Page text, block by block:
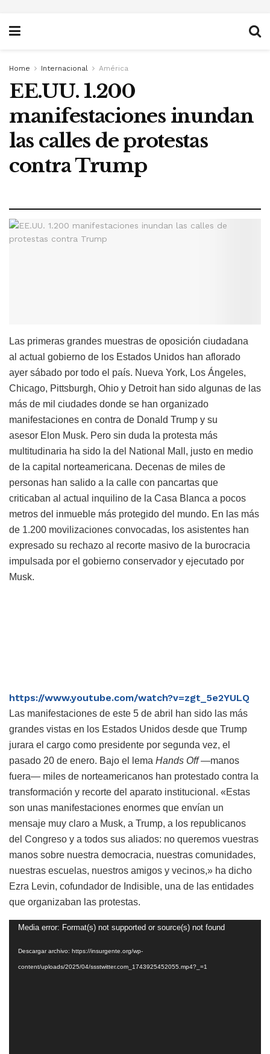
Home Internacional América
EE.UU. 1.200
manifestaciones inundan
las calles de protestas
contra Trump
Las primeras grandes muestras de oposición ciudadana
al actual gobierno de los Estados Unidos han aflorado
ayer sábado por todo el país. Nueva York, Los Ángeles,
Chicago, Pittsburgh, Ohio y Detroit han sido algunas de las
más de mil ciudades donde se han organizado
manifestaciones en contra de Donald Trump y su
asesor Elon Musk. Pero sin duda la protesta más
multitudinaria ha sido la del National Mall, justo en medio
de la capital norteamericana. Decenas de miles de
personas han salido a la calle con pancartas que
criticaban al actual inquilino de la Casa Blanca a pocos
metros del inmueble más protegido del mundo. En las más
de 1.200 movilizaciones convocadas, los asistentes han
expresado su rechazo al recorte masivo de la burocracia
impulsada por el gobierno conservador y ejecutado por
Musk.
https://www.youtube.com/watch?v=zgt_5e2YULQ
Las manifestaciones de este 5 de abril han sido las más
grandes vistas en los Estados Unidos desde que Trump
jurara el cargo como presidente por segunda vez, el
pasado 20 de enero. Bajo el lema Hands Off—manos
fuera— miles de norteamericanos han protestado contra la
transformación y recorte del aparato institucional. «Estas
son unas manifestaciones enormes que envían un
mensaje muy claro a Musk, a Trump, a los republicanos
del Congreso y a todos sus aliados: no queremos vuestras
manos sobre nuestra democracia, nuestras comunidades,
nuestras escuelas, nuestros amigos y vecinos,» ha dicho
Ezra Levin, cofundador de Indisible, una de las entidades
que organizaban las protestas.
Reproductor
Media error: Format(s) not supported or source(s) not found
Descargar archivo: https://insurgente.org/wp-
content/uploads/2025/04/ssstwitter.com_1743925452055.mp4?_=1